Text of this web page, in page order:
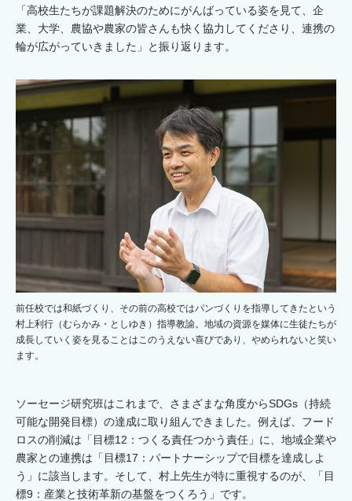
「高校生たちが課題解決のためにがんばっている姿を見て、企
業、大学、農協や農家の皆さんも快く協力してくださり、連携の
輪が広がっていきました」と振り返ります。
前任校では和紙づくり、その前の高校ではパンづくりを指導してきたという
村上利行（むらかみ・としゆき）指導教諭。地域の資源を媒体に生徒たちが
成長していく姿を見ることはこのうえない喜びであり、やめられないと笑い
ます。
ソーセージ研究班はこれまで、さまざまな角度からSDGs（持続
可能な開発目標）の達成に取り組んできました。例えば、フード
ロスの削減は「目標12：つくる責任つかう責任」に、地域企業や
農家との連携は「目標17：パートナーシップで目標を達成しよ
う」に該当します。そして、村上先生が特に重視するのが、「目
標9：産業と技術革新の基盤をつくろう」です。